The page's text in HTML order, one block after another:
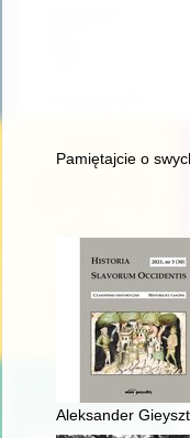
Pamiętajcie o
Aleksander